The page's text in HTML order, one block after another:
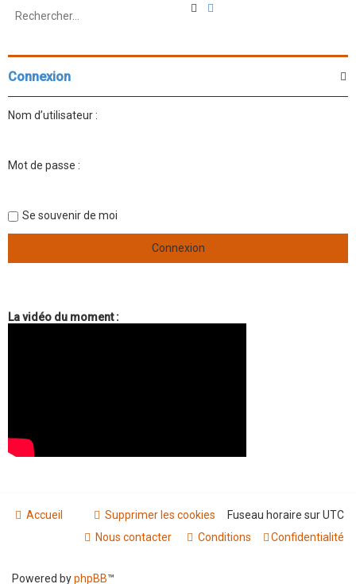
e
h
e
h
Connexion
Nom d’utilisateur :
Mot de passe :
Se souvenir de moi
La vidéo du moment :
Accueil Fuseau horaire surUTC
Supprimer les cookies
Confidentialité
Conditions
Nous contacter
Powered byphpBB™